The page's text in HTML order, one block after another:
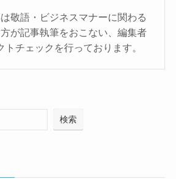
敬語・ビジネスマナーに関わる
が記事執筆をおこない、編集者
トチェックを行っております。
検索